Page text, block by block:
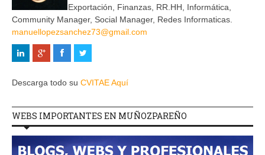
Exportación, Finanzas, RR.HH, Informática,
Community Manager, Social Manager, Redes Informaticas.
manuellopezsanchez73@gmail.com
Descarga todo su CVITAE Aquí
WEBS IMPORTANTES EN MUÑOZPAREÑO